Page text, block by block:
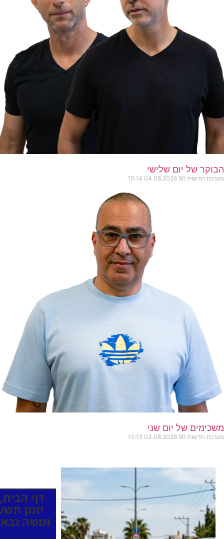
הבוקר של יום שלישי
מערכת חדשות 90 04.08.2026
15:14
משכימים של יום שני
מערכת חדשות 90 03.08.2026
15:15
דף הבית
יומן
ומשה